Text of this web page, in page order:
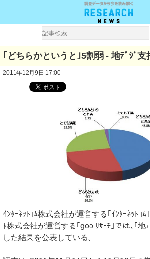
｢どちらかというと｣5割弱 - 地ﾃﾞｼﾞ支
2011年12月9日 17:00
ｲﾝﾀｰﾈｯﾄｺﾑ株式会社が運営する｢ｲﾝﾀｰﾈｯﾄｺﾑ
ﾄ株式会社が運営する｢goo ﾘｻｰﾁ｣では､｢地
した結果を公表している｡